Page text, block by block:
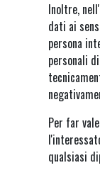
Inoltre,
dati ai
persona
personali
Per far
qualsiasi